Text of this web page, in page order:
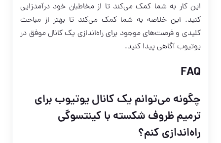
این کار به شما کمک می‌کند تا از مخاطبان خود درآمدزایی
کنید. این خلاصه به شما کمک می‌کند تا بهتر از مباحث
کلیدی و فرصت‌های موجود برای راه‌اندازی یک کانال موفق در
یوتیوب آگاهی پیدا کنید.
FAQ
چگونه می‌توانم یک کانال یوتیوب برای
ترمیم ظروف شکسته با کینتسوگی
راه‌اندازی کنم؟